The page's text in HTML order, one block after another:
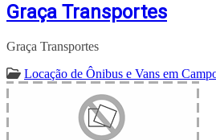
Graça Transportes
Graça Transportes
Locação de Ônibus e Vans em